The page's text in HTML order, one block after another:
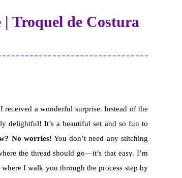
Troquel de Costura
received a wonderful surprise. Instead of the
delightful! It’s a beautiful set and so fun to
No worries! You don’t need any stitching
the thread should go—it’s that easy. I’m
I walk you through the process step by